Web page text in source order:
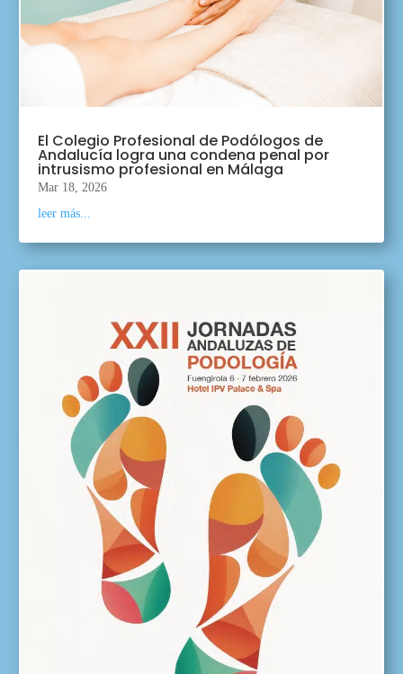
El Colegio Profesional de Podólogos de
Andalucía logra una condena penal por
intrusismo profesional en Málaga
Mar 18, 2026
leer más...